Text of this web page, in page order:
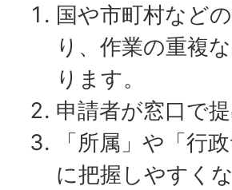
国や市町村など
り、作業の重複
ります。
申請者が窓口で
「所属」や「行
に把握しやすく